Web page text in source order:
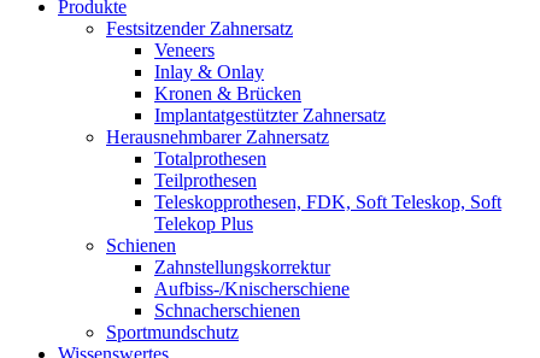
Produkte
Festsitzender Zahnersatz
Veneers
Inlay & Onlay
Kronen & Brücken
Implantatgestützter Zahnersatz
Herausnehmbarer Zahnersatz
Totalprothesen
Teilprothesen
Teleskopprothesen, FDK, Soft Teleskop, Soft
Telekop Plus
Schienen
Zahnstellungskorrektur
Aufbiss-/Knischerschiene
Schnacherschienen
Sportmundschutz
Wissenswertes